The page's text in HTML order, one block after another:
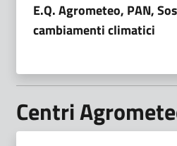
E.Q. Agrometeo, PAN,
cambiamenti climatici
Centri